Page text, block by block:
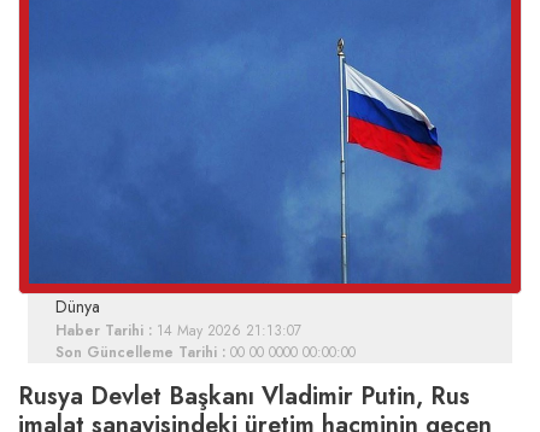
Dünya
Haber Tarihi : 14 May 2026 21:13:07
Son Güncelleme Tarihi : 00 00 0000 00:00:00
Rusya Devlet Başkanı Vladimir Putin, Rus